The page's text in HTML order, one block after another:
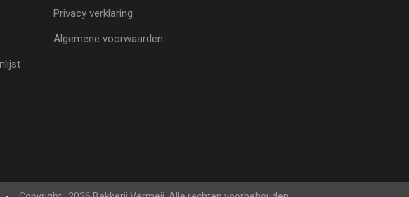
Privacy verklaring
Algemene voorwaarden